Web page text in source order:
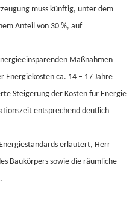
muss künftig, unter dem
Anteil von 30 %, auf
Maßnahmen
Energiekosten ca. 14 – 17 Jahre
Steigerung der Kosten für Energie
entsprechend deutlich
erläutert, Herr
Baukörpers sowie die räumliche